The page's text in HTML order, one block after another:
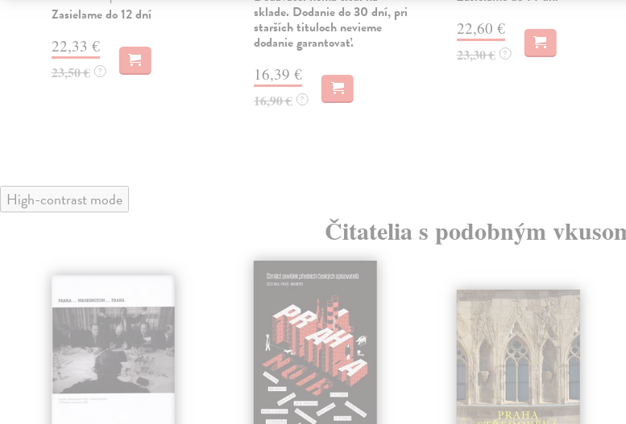
Zasielame do 12 dní
22,33 €
23,50 € ?
sklade. Dodanie do 30 dní, pri
starších tituloch nevieme
dodanie garantovať.
16,39 €
16,90 € ?
22,60 €
23,30 € ?
High-contrast mode
Čitatelia s podobným